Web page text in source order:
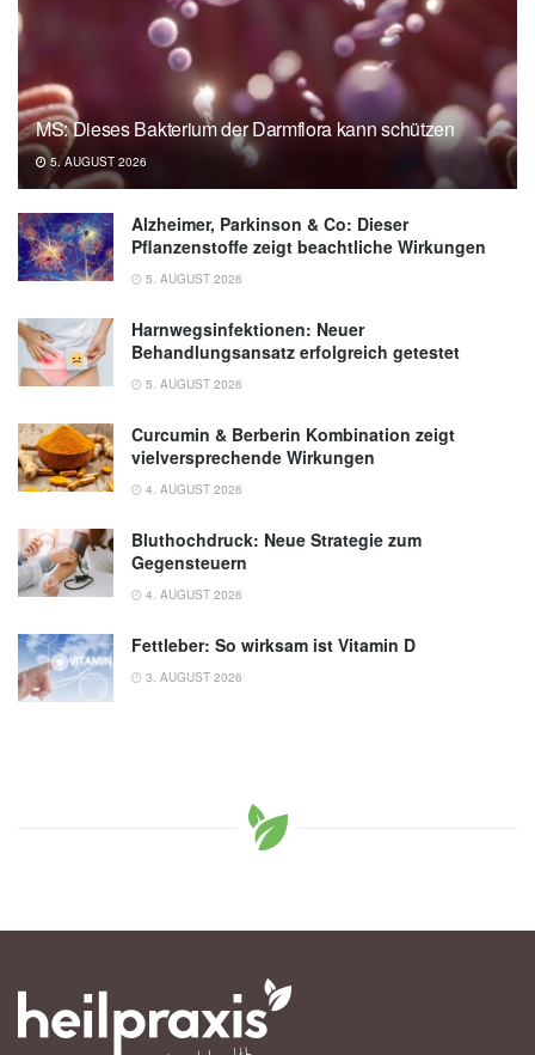
MS: Dieses Bakterium der Darmflora kann schützen
5. AUGUST 2026
Alzheimer, Parkinson & Co: Dieser
Pflanzenstoffe zeigt beachtliche Wirkungen
5. AUGUST 2026
Harnwegsinfektionen: Neuer
Behandlungsansatz erfolgreich getestet
5. AUGUST 2026
Curcumin & Berberin Kombination zeigt
vielversprechende Wirkungen
4. AUGUST 2026
Bluthochdruck: Neue Strategie zum
Gegensteuern
4. AUGUST 2026
Fettleber: So wirksam ist Vitamin D
3. AUGUST 2026